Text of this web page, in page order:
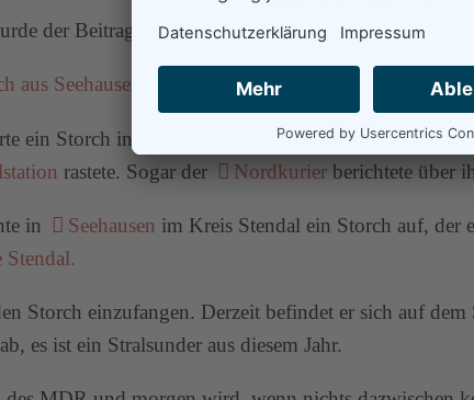
der Beitrag am15.12.2023in der Sendung
aus Seehausen gerettet
ein Storch in Eis und Schnee die Einwohner von
rastete. Sogar der Nordkurier berichtete über
in Seehausen im Kreis Stendal ein Storch auf, der
Storch einzufangen. Derzeit befindet er sich auf
es ist ein Stralsunder aus diesem Jahr.